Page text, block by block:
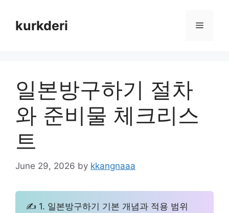
contentkurkderi Menu
일본방구하기 절차
와 준비물 체크리스
트
June 29, 2026 by kkangnaaa
✍ 1. 일본방구하기 기본 개념과 적용 범위